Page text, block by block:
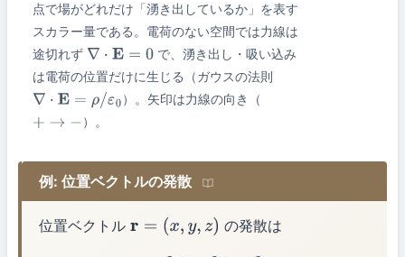
点で場がどれだけ「湧き出しているか」を表す
スカラー量である。電荷のない空間では力線は
途切れず ∇⋅ E=0
で、湧き出し・吸い込み
は電荷の位置だけに生じる（ガウスの法則
∇⋅ E=ρ/ ε0
）。矢印は力線の向き（
+→− ）。
例: 位置ベクトルの発散
位置ベクトルr=(x y,z) の発散は